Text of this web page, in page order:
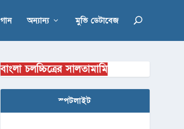
গান অন্যান্য মুভি ডেটাবেজ
বাংলা চলচ্চিত্রের সালতামামি
স্পটলাইট